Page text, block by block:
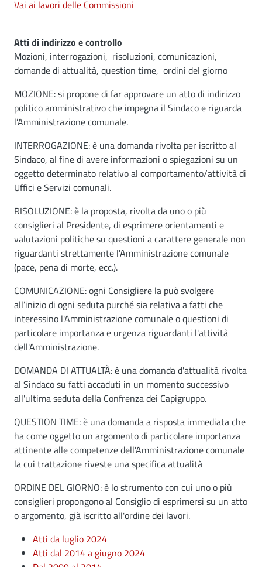
Vai ai lavori delle Commissioni
Atti di indirizzo e controllo
Mozioni, interrogazioni, risoluzioni, comunicazioni,
domande di attualità, question time, ordini del giorno
MOZIONE: si propone di far approvare un atto di indirizzo
politico amministrativo che impegna il Sindaco e riguarda
l’Amministrazione comunale.
INTERROGAZIONE: è una domanda rivolta per iscritto al
Sindaco, al fine di avere informazioni o spiegazioni su un
oggetto determinato relativo al comportamento/attività di
Uffici e Servizi comunali.
RISOLUZIONE: è la proposta, rivolta da uno o più
consiglieri al Presidente, di esprimere orientamenti e
valutazioni politiche su questioni a carattere generale non
riguardanti strettamente l'Amministrazione comunale
(pace, pena di morte, ecc.).
COMUNICAZIONE: ogni Consigliere la può svolgere
all’inizio di ogni seduta purché sia relativa a fatti che
interessino l'Amministrazione comunale o questioni di
particolare importanza e urgenza riguardanti l'attività
dell'Amministrazione.
DOMANDA DI ATTUALTÀ: è una domanda d'attualità rivolta
al Sindaco su fatti accaduti in un momento successivo
all'ultima seduta della Confrenza dei Capigruppo.
QUESTION TIME: è una domanda a risposta immediata che
ha come oggetto un argomento di particolare importanza
attinente alle competenze dell'Amministrazione comunale
la cui trattazione riveste una specifica attualità
ORDINE DEL GIORNO: è lo strumento con cui uno o più
consiglieri propongono al Consiglio di esprimersi su un atto
o argomento, già iscritto all'ordine dei lavori.
Atti da luglio 2024
Atti dal 2014 a giugno 2024